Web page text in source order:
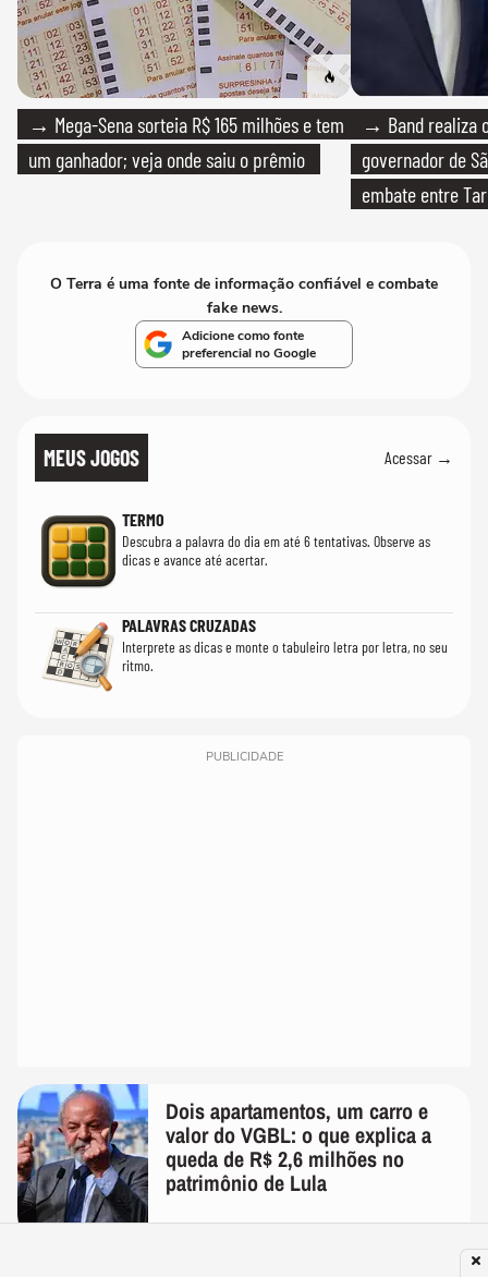
→ Mega-Sena sorteia R$ 165 milhões e tem
um ganhador; veja onde saiu o prêmio
→ Band realiza
governador de
embate entre
O Terra é uma fonte de informação confiável e combate
fake news.
Adicione como fonte
preferencial no Google
MEUS JOGOS Acessar →
TERMO
Descubra a palavra do dia em até 6 tentativas. Observe as
dicas e avance até acertar.
PALAVRAS CRUZADAS
Interprete as dicas e monte o tabuleiro letra por letra, no seu
ritmo.
PUBLICIDADE
Dois apartamentos, um carro e
valor do VGBL: o que explica a
queda de R$ 2,6 milhões no
patrimônio de Lula